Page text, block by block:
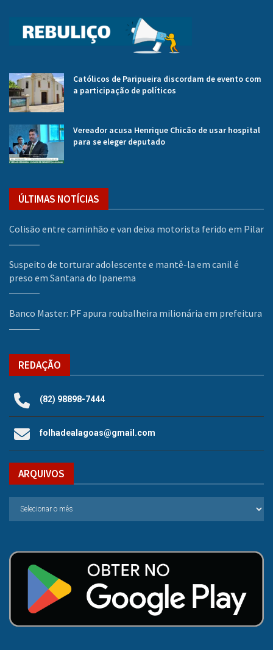
Católicos de Paripueira discordam de evento com
a participação de políticos
Vereador acusa Henrique Chicão de usar hospital
para se eleger deputado
ÚLTIMAS NOTÍCIAS
Colisão entre caminhão e van deixa motorista ferido em Pilar
Suspeito de torturar adolescente e mantê-la em canil é
preso em Santana do Ipanema
Banco Master: PF apura roubalheira milionária em prefeitura
REDAÇÃO
(82) 98898-7444
folhadealagoas@gmail.com
ARQUIVOS